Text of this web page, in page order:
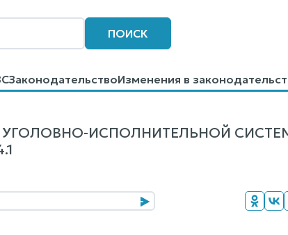
ПОИСК
ЗаконодательствоИзменения в
ИСПОЛНИТЕЛЬНОЙ